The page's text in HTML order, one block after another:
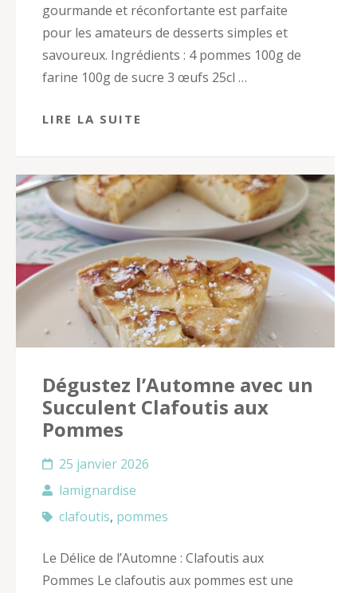
gourmande et réconfortante est parfaite
pour les amateurs de desserts simples et
savoureux. Ingrédients : 4 pommes 100g de
farine 100g de sucre 3 œufs 25cl …
LIRE LA SUITE
Dégustez l’Automne avec un
Succulent Clafoutis aux
Pommes
25 janvier 2026
lamignardise
clafoutis, pommes
Le Délice de l’Automne : Clafoutis aux
Pommes Le clafoutis aux pommes est une